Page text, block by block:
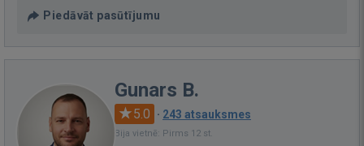
Piedāvāt pasūtījumu
Gunars B.
5.0 · 243 atsauksmes
Bija vietnē: Pirms 12 st.